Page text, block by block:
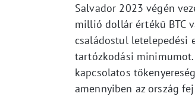
Salvador 2023 végén
millió dollár értékű BTC
családostul letelepedési
tartózkodási
kapcsolatos
amennyiben az ország